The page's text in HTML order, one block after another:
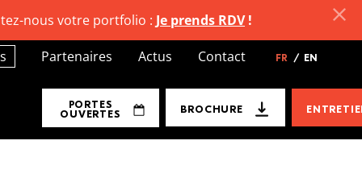
Partenaires Actus Contact FR / EN
PORTES
OUVERTES
BROCHURE
nous votre portfolio : Je prends RDV!